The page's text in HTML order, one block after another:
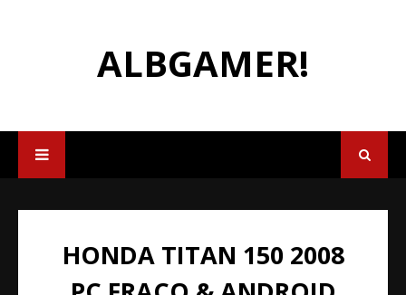
ALBGAMER!
HONDA TITAN 150 2008